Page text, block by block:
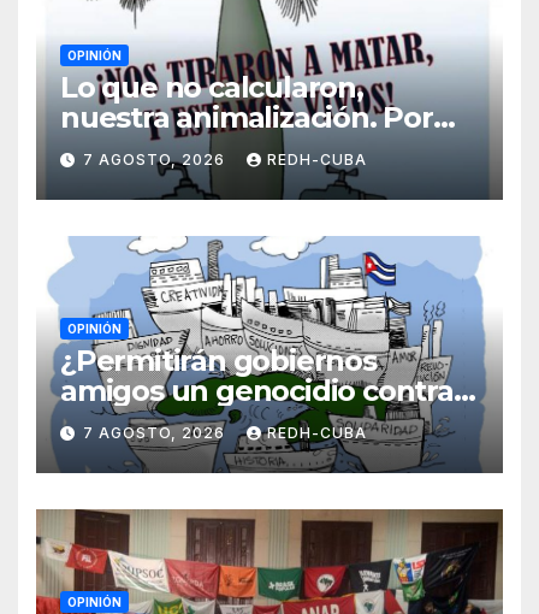
OPINIÓN
Lo que no calcularon,
nuestra animalización. Por
Laidi Fernández de Juan
7 AGOSTO, 2026 REDH-CUBA
OPINIÓN
¿Permitirán gobiernos
amigos un genocidio contra
Cuba? Por Hedelberto López
Blanch
7 AGOSTO, 2026 REDH-CUBA
OPINIÓN